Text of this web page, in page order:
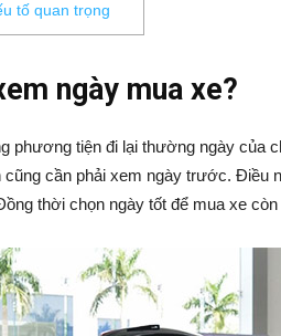
tố quan trọng
ngày mua xe?
phương tiện đi lại thường ngày của
cũng cần phải xem ngày trước. Điều
thời chọn ngày tốt để mua xe